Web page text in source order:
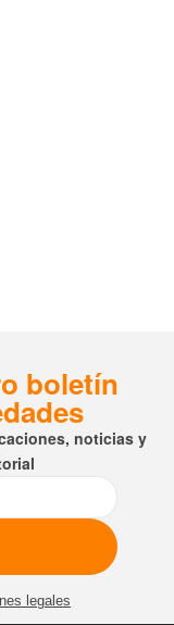
boletín
noticias y
legales